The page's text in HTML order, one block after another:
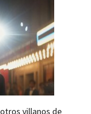
villanos de